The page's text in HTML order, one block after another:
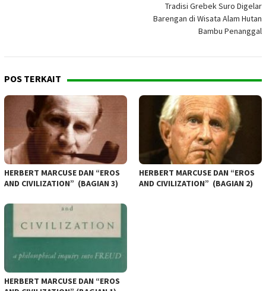
Tradisi Grebek Suro Digelar
Barengan di Wisata Alam Hutan
Bambu Penanggal
POS TERKAIT
HERBERT MARCUSE DAN “EROS
AND CIVILIZATION” (BAGIAN 3)
HERBERT MARCUSE DAN “EROS
AND CIVILIZATION” (BAGIAN 2)
HERBERT MARCUSE DAN “EROS